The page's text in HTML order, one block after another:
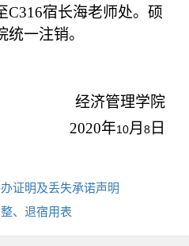
C316宿长海老师处。硕
一注销。
经济管理学院
2020年10月 8 日
证明及丢失承诺声明
、退宿用表